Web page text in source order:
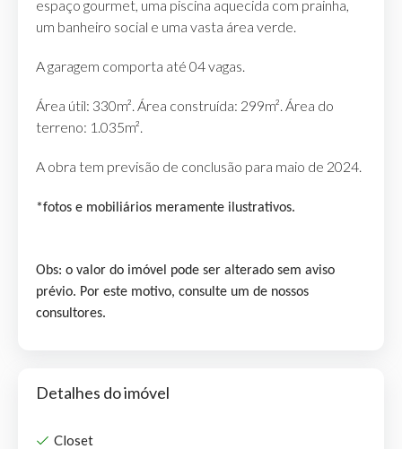
espaço gourmet, uma piscina aquecida com prainha,
um banheiro social e uma vasta área verde.
A garagem comporta até 04 vagas.
Área útil: 330m². Área construída: 299m². Área do
terreno: 1.035m².
A obra tem previsão de conclusão para maio de 2024.
*fotos e mobiliários meramente ilustrativos.
Obs: o valor do imóvel pode ser alterado sem aviso
prévio. Por este motivo, consulte um de nossos
consultores.
Detalhes do imóvel
Closet